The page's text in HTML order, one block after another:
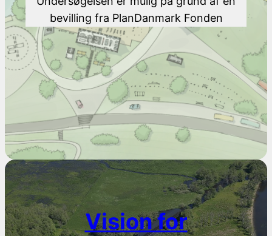
bevilling fra PlanDanmark Fonden
Vision for